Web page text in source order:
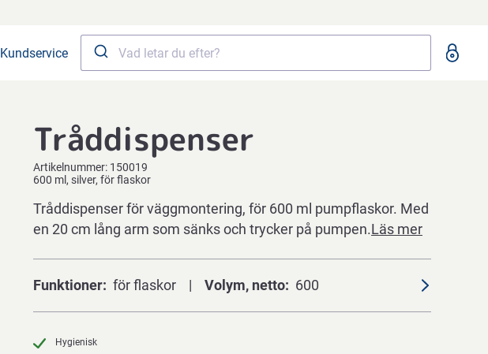
Kundservice
Tråddispenser
Artikelnummer: 150019
600 ml, silver, för flaskor
Tråddispenser för väggmontering, för 600 ml pumpflaskor. Med
en 20 cm lång arm som sänks och trycker på pumpen.Läs mer
Funktioner för flaskor Volym, netto 600
Hygienisk